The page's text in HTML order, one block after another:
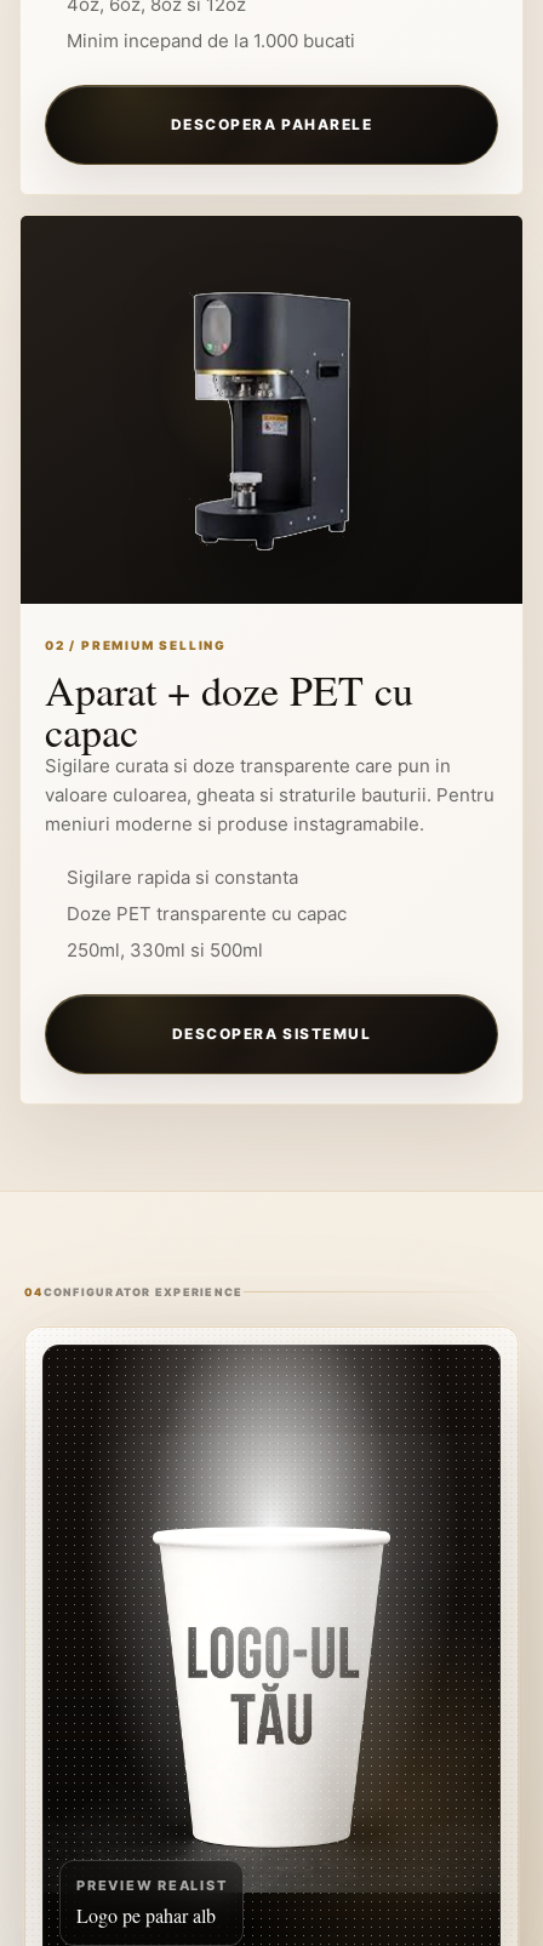
Minim incepand de la 1.000 bucati
DESCOPERA PAHARELE
02 / PREMIUM SELLING
Aparat + doze PET cu
capac
Sigilare curata si doze transparente care pun in
valoare culoarea, gheata si straturile bauturii. Pentru
meniuri moderne si produse instagramabile.
Sigilare rapida si constanta
Doze PET transparente cu capac
250ml, 330ml si 500ml
DESCOPERA SISTEMUL
04CONFIGURATOR EXPERIENCE
PREVIEW REALIST
Logo pe pahar alb